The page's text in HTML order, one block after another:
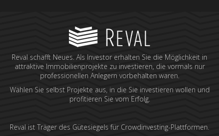
Reval schafft Neues. Als Investor erhalten Sie die Möglichkeit in
attraktive Immobilienprojekte zu investieren, die vormals nur
professionellen Anlegern vorbehalten waren.
Wählen Sie selbst Projekte aus, in die Sie investieren wollen und
profitieren Sie vom Erfolg.
Reval ist Träger des Gütesiegels für Crowdinvesting-Plattformen.